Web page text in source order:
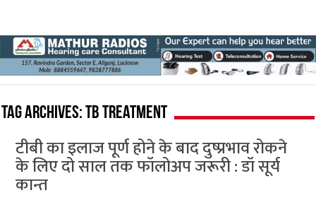
Tag Archives:TB treatment
टीबी का इलाज पूर्ण होने के बाद दुष्प्रभाव रोकने
के लिए दो साल तक फॉलोअप जरूरी : डॉ सूर्य
कान्त